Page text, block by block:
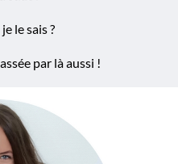
le sais ?
par là aussi !